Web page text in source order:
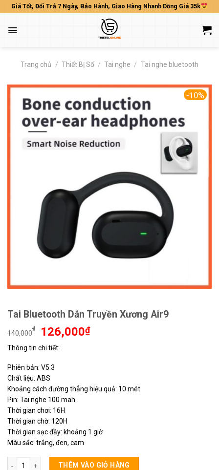
Skip
content
Giá Tốt, Đổi Trả 7 Ngày, Bảo Hành, Giao Hàng Nhanh Đồng Giá 35k
Trang chủ / Thiết Bị Số / Tai nghe / Tai nghe bluetooth
-10%
Tai Bluetooth Dẫn Truyền Xương Air9
140,000
₫
Giá
là:
126,000₫Giá
​​​​​​​Thông tin chi tiết:
Phiên bản: V5.3
Chất liệu: ABS
Khoảng cách đường thẳng hiệu quả: 10 mét
Pin: Tai nghe 100 mah
Thời gian chơi: 16H
Thời gian chờ: 120H
Thời gian sạc đầy: khoảng 1 giờ
Màu sắc: trắng, đen, cam
Tai Bluetooth Dẫn Truyền Xương Air9 số lượng
THÊM VÀO GIỎ HÀNG